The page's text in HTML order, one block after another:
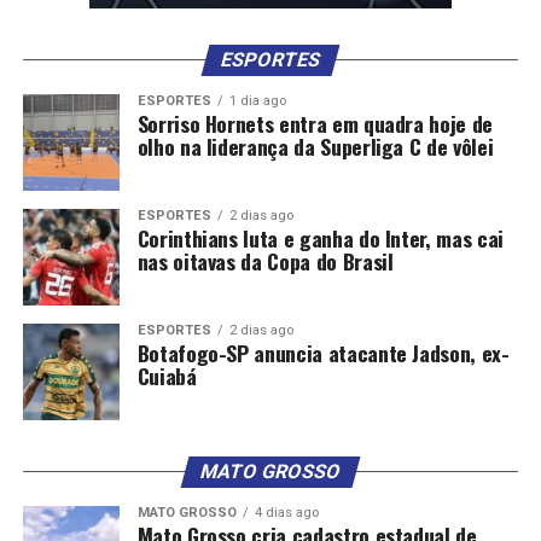
escutar e apoiar a decisão da força maior, que é o povo”,
Comentários
RELATED TOPICS: ALMT AUDIÊNCIA
DESTAQUE
DISTRITOS LESTE PARA
POXORÉU
PRIMAVERA
PUBLICA REALIZA
TERRITORIAL
TRANSFERÊNCIA
Promotor de Justiça fala sobre segurança pessoal e
corporativa na Comissão de Segurança da ALMT
DON'T MISS
ESPORTES
ESPORTES 1 dia ago
Sorriso Hornets entra em quadra hoje de
olho na liderança da Superliga C de vôlei
ESPORTES 2 dias ago
Corinthians luta e ganha do Inter, mas cai
nas oitavas da Copa do Brasil
ESPORTES 2 dias ago
Botafogo-SP anuncia atacante Jadson, ex-
Cuiabá
MATO GROSSO
MATO GROSSO 4 dias ago